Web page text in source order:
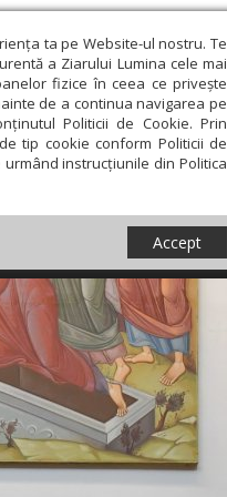
ta pe Website-ul nostru. Te
a Ziarului Lumina cele mai
fizice în ceea ce privește
de a continua navigarea pe
Politicii de Cookie. Prin
tip cookie conform Politicii de
instrucțiunile din Politica
Accept